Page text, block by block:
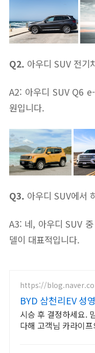
Q2. 아우디 SUV 전기
A2: 아우디 SUV Q6
원입니다.
Q3. 아우디 SUV에서
A3: 네, 아우디 SUV
델이 대표적입니다.
https://
BYD 삼천리EV 성
시승 후 결정하세요.
다해 고객님 카라이